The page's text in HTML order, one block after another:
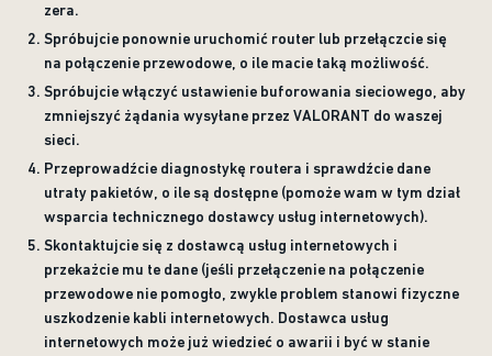
zera.
Spróbujcie ponownie uruchomić router lub przełączcie się
na połączenie przewodowe, o ile macie taką możliwość.
Spróbujcie włączyć ustawienie buforowania sieciowego, aby
zmniejszyć żądania wysyłane przez VALORANT do waszej
sieci.
Przeprowadźcie diagnostykę routera i sprawdźcie dane
utraty pakietów, o ile są dostępne (pomoże wam w tym dział
wsparcia technicznego dostawcy usług internetowych).
Skontaktujcie się z dostawcą usług internetowych i
przekażcie mu te dane (jeśli przełączenie na połączenie
przewodowe nie pomogło, zwykle problem stanowi fizyczne
uszkodzenie kabli internetowych. Dostawca usług
internetowych może już wiedzieć o awarii i być w stanie